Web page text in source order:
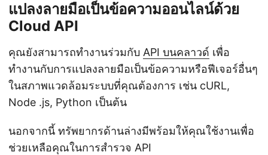
แปลงลายมือเป็นข้อความออนไลน์ด้วย
Cloud API
คุณยังสามารถทำงานร่วมกับ API บนคลาวด์ เพื่อ
ทำงานกับการแปลงลายมือเป็นข้อความหรือฟีเจอร์อื่นๆ
ในสภาพแวดล้อมระบบที่คุณต้องการ เช่น cURL,
Node .js, Python เป็นต้น
นอกจากนี้ ทรัพยากรด้านล่างมีพร้อมให้คุณใช้งานเพื่อ
ช่วยเหลือคุณในการสำรวจ API